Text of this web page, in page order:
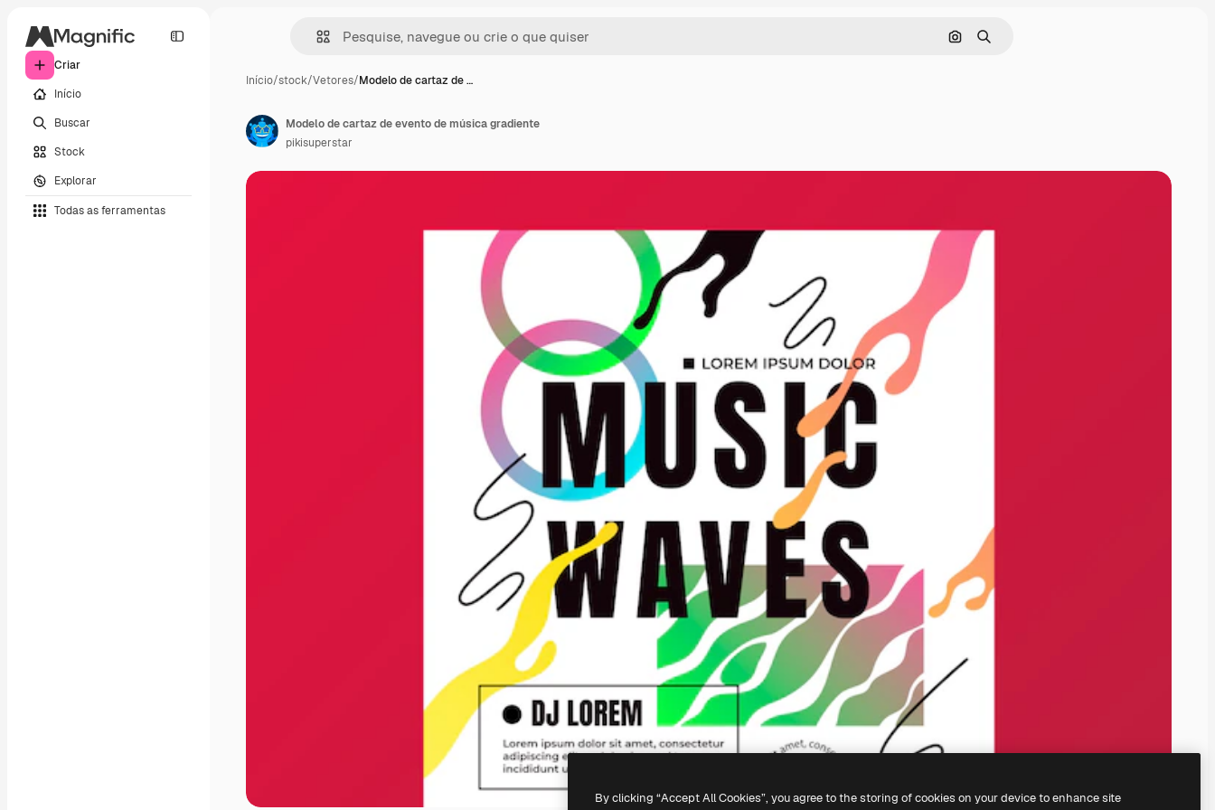
Criar
Início
Buscar
Stock
Explorar
Todas as ferramentas
Pesquisar por imagem
Buscar
Início/stock/Vetores/Modelo de cartaz de …
Modelo de cartaz de evento de música gradiente
pikisuperstar
By clicking “Accept All Cookies”, you agree to the storing of cookies on your device to enhance site